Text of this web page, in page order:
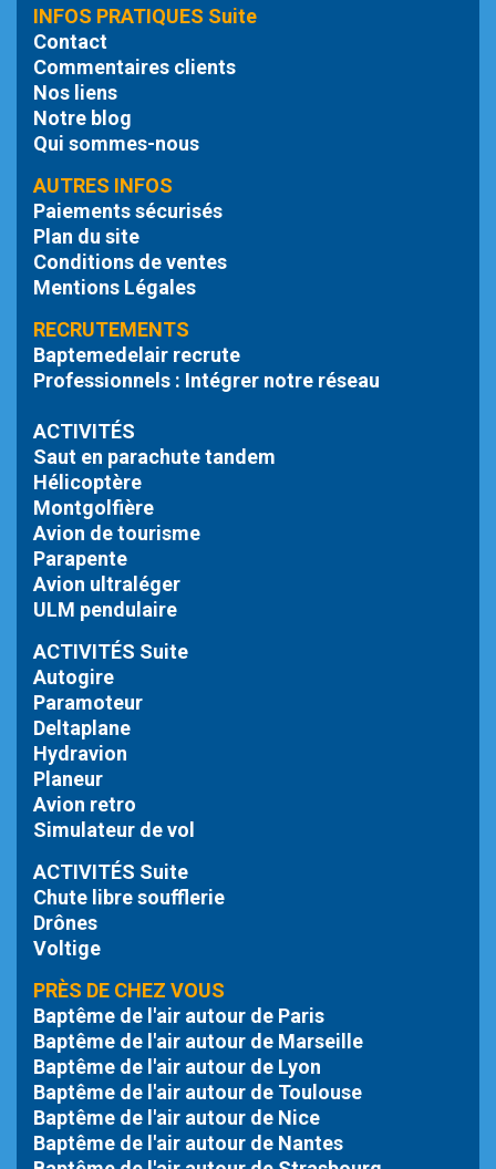
INFOS PRATIQUES Suite
Contact
Commentaires clients
Nos liens
Notre blog
Qui sommes-nous
AUTRES INFOS
Paiements sécurisés
Plan du site
Conditions de ventes
Mentions Légales
RECRUTEMENTS
Baptemedelair recrute
Professionnels : Intégrer notre réseau
ACTIVITÉS
Saut en parachute tandem
Hélicoptère
Montgolfière
Avion de tourisme
Parapente
Avion ultraléger
ULM pendulaire
ACTIVITÉS Suite
Autogire
Paramoteur
Deltaplane
Hydravion
Planeur
Avion retro
Simulateur de vol
ACTIVITÉS Suite
Chute libresoufflerie
Drônes
Voltige
PRÈS DE CHEZ VOUS
Baptême de l'air autour de Paris
Baptême de l'air autour de Marseille
Baptême de l'air autour de Lyon
Baptême de l'air autour de Toulouse
Baptême de l'air autour de Nice
Baptême de l'air autour de Nantes